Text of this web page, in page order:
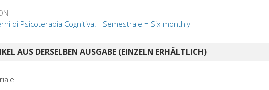
di Psicoterapia Cognitiva. - Semestrale = Six-monthly
AUS DERSELBEN AUSGABE (EINZELN ERHÄLTLICH)